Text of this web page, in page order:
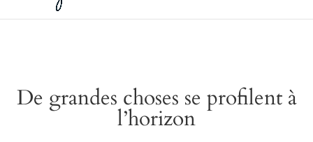
De grandes choses se profilent à
l’horizon